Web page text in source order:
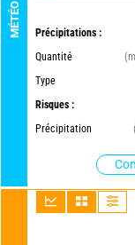
MÉTÉO
Précipitations :
Quantité
Type
Risques :
Précipitation